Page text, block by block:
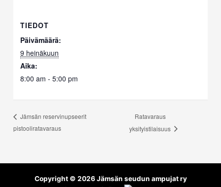
TIEDOT
Päivämäärä:
9 heinäkuun
Aika:
8:00 am - 5:00 pm
Jämsän reservinupseerit
pistooliratavaraus
Ratavaraus
yksityistilaisuus
Copyright © 2026 Jämsän seudun ampujat ry